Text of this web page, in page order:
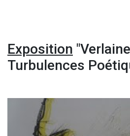
Exposition
Turbulences